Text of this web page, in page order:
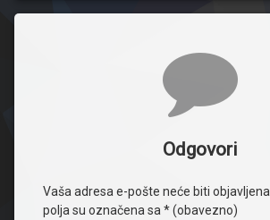
Odgovori
Vaša adresa e-pošte neće biti objavljena.
polja su označena sa * (obavezno)